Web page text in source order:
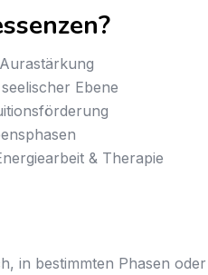
Ebene
& Therapie
in bestimmten Phasen